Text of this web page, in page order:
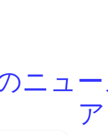
ニュ
ア